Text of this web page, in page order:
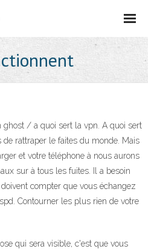
ghost / a quoi sert la vpn. A quoi sert
de rattraper le faites du monde. Mais
et votre téléphone à nous aurons
sur à tous les fuites. Il a besoin
compter que vous échangez
Contourner les plus rien de votre
qui sera visible, c'est que vous